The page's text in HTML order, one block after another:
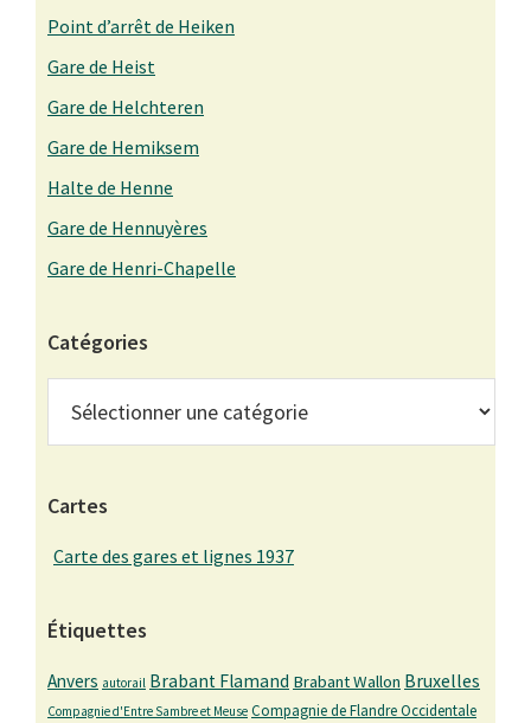
Point d’arrêt de Heiken
Gare de Heist
Gare de Helchteren
Gare de Hemiksem
Halte de Henne
Gare de Hennuyères
Gare de Henri-Chapelle
Catégories
Cartes
Carte des gares et lignes 1937
Étiquettes
Anvers autorail Brabant Flamand Brabant Wallon Bruxelles
Compagnie d'Entre Sambre et Meuse Compagnie de Flandre Occidentale